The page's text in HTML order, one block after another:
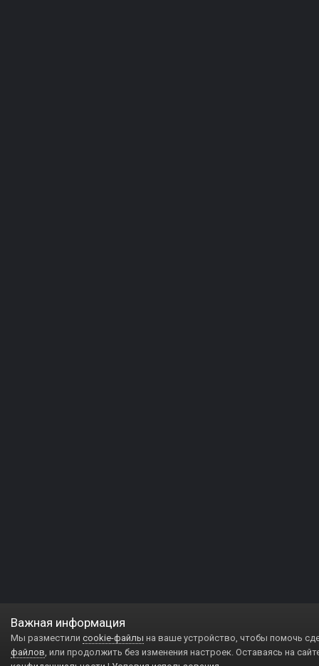
Важная информация
Мы разместили cookie-файлы на ваше устройство, чтобы помочь
файлов, или продолжить без изменения настроек. Оставаясь на